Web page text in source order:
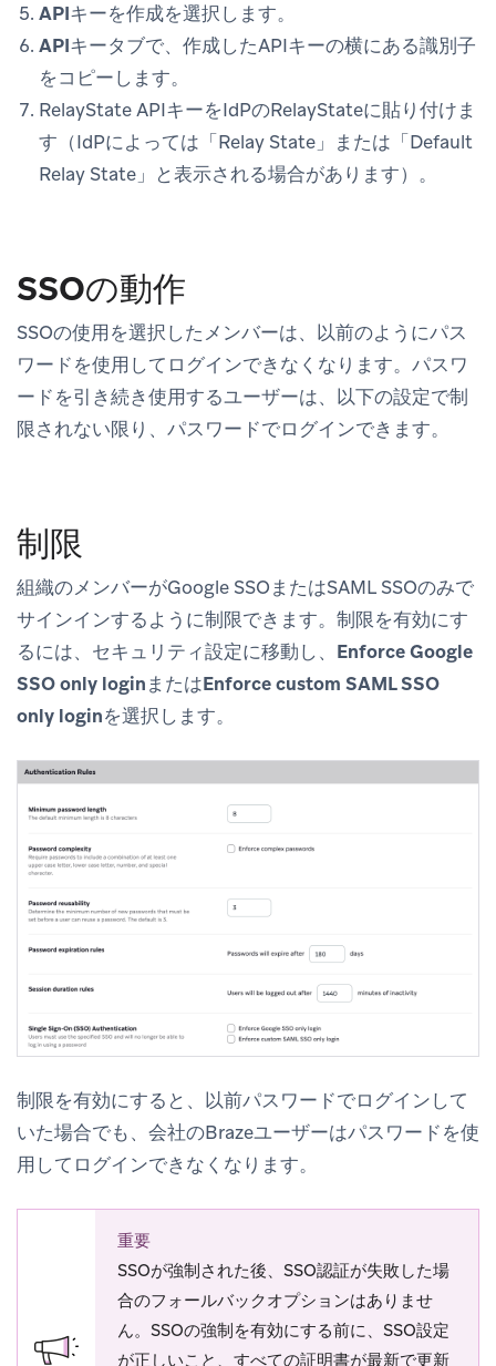
APIキーを作成を選択します。
APIキータブで、作成したAPIキーの横にある識別子
をコピーします。
RelayState APIキーをIdPのRelayStateに貼り付けま
す（IdPによっては「Relay State」または「Default
Relay State」と表示される場合があります）。
SSOの動作
SSOの使用を選択したメンバーは、以前のようにパス
ワードを使用してログインできなくなります。パスワ
ードを引き続き使用するユーザーは、以下の設定で制
限されない限り、パスワードでログインできます。
制限
組織のメンバーがGoogle SSOまたはSAML SSOのみで
サインインするように制限できます。制限を有効にす
るには、 セキュリティ設定に移動し、 Enforce Google
SSO only loginまたはEnforce custom SAML SSO
only loginを選択します。
制限を有効にすると、以前パスワードでログインして
いた場合でも、会社のBrazeユーザーはパスワードを使
用してログインできなくなります。
重要
SSOが強制された後、SSO認証が失敗した場
合のフォールバックオプションはありませ
ん。SSOの強制を有効にする前に、SSO設定
が正しいこと、すべての証明書が最新で更新